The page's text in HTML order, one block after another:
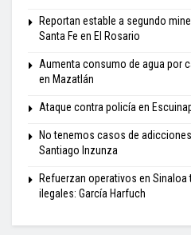
Reportan estable a segundo
Santa Fe en El Rosario
Aumenta consumo de agua por
en Mazatlán
Ataque contra policía en
No tenemos casos de
Santiago Inzunza
Refuerzan operativos en Sinaloa
ilegales: García Harfuch